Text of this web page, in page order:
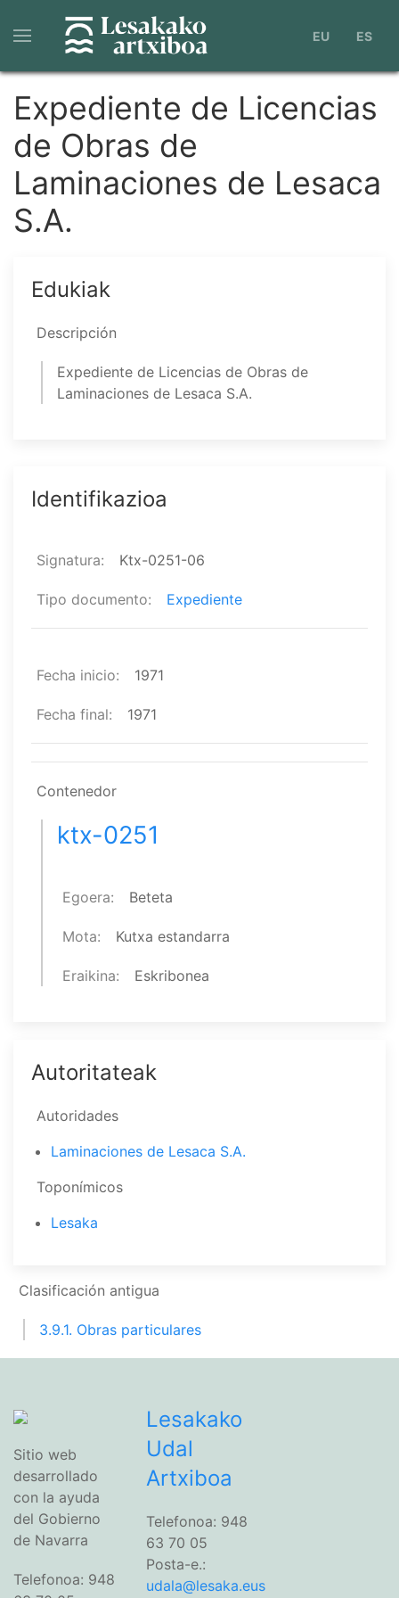
contenido
principal
EU ES
Expediente de Licencias
de Obras de
Laminaciones de Lesaca
S.A.
Edukiak
Descripción
Expediente de Licencias de Obras de
Laminaciones de Lesaca S.A.
Identifikazioa
Signatura Ktx-0251-06
Tipo documento Expediente
Fecha inicio 1971
Fecha final 1971
Contenedor
ktx-0251
Egoera Beteta
Mota Kutxa estandarra
Eraikina Eskribonea
Autoritateak
Autoridades
Laminaciones de Lesaca S.A.
Toponímicos
Lesaka
Clasificación antigua
3.9.1. Obras particulares
Sitio web
desarrollado
con la ayuda
del Gobierno
de Navarra
Telefonoa: 948
Lesakako
Udal
Artxiboa
Telefonoa: 948
63 70 05
Posta-e.:
udala@lesaka.eus